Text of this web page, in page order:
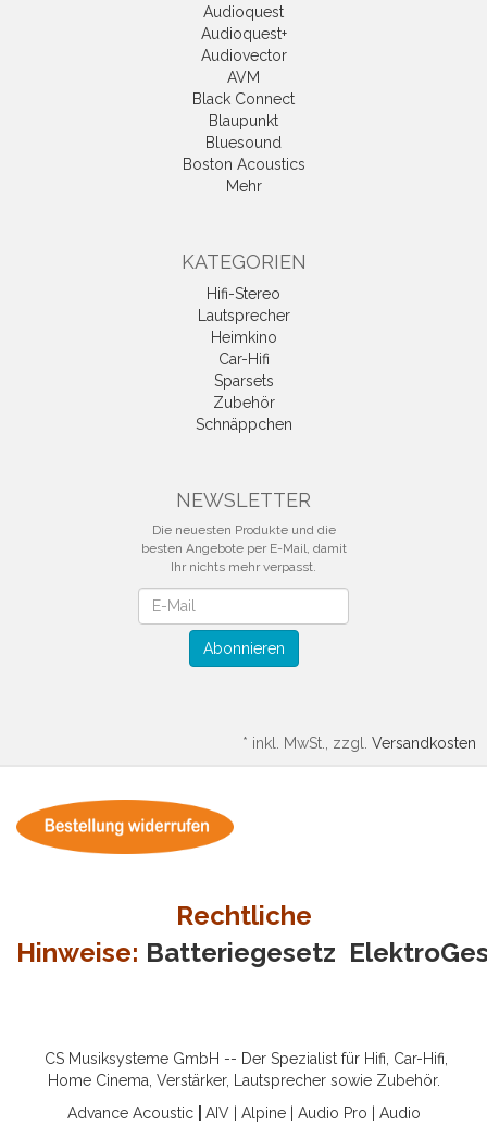
Audioquest
Audioquest+
Audiovector
AVM
Black Connect
Blaupunkt
Bluesound
Boston Acoustics
Mehr
KATEGORIEN
Hifi-Stereo
Lautsprecher
Heimkino
Car-Hifi
Sparsets
Zubehör
Schnäppchen
NEWSLETTER
Die neuesten Produkte und die
besten Angebote per E-Mail, damit
Ihr nichts mehr verpasst.
Abonnieren
* inkl. MwSt., zzgl. Versandkosten
Rechtliche
Hinweise: Batteriegesetz
CS Musiksysteme GmbH -- Der Spezialist für Hifi, Car-Hifi,
Home Cinema, Verstärker, Lautsprecher sowie Zubehör.
Advance Acoustic
AIV| Alpine| Audio Pro
Audio